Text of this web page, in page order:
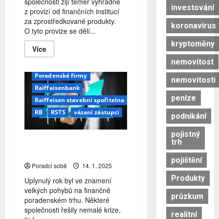
z provizí od finančních institucí
za zprostředkované produkty.
O tyto provize se dělí...
VíceRead
more
štědré
jsou
finančně
poradenské
firmy?
Generali Česká pojišťovna
Generali ČP
Gepard
Gepard finance
Komerční banka
Moneta Stavební Spořitelna
Poradenské firmy
Raiffaisenbank
Raiffeisen stavební spořitelna
RB
RSTS vázaní zástupci
Poradci sobě 14. 1. 2025
Uplynulý rok byl ve znamení
velkých pohybů na finančně
poradenském trhu. Některé
společnosti řešily nemalé krize,
ceny nemovitostí
investování
koronavirus
kryptoměny
nemovitost
nemovitosti
peníze
podnikání
pojistný
trh
pojištění
Produkty
průzkum
realitní